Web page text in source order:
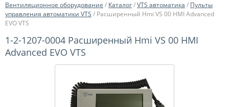
Вентиляционное оборудование / Каталог/VTS автоматика / Пульты
управления автоматики VTS / Расширенный Hmi VS 00 HMI Advanced
EVO VTS
1-2-1207-0004 Расширенный Hmi VS 00 HMI
Advanced EVO VTS